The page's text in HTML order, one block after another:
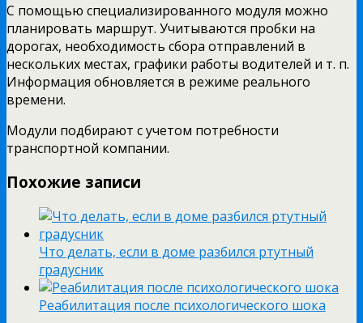
С помощью специализированного модуля можно
планировать маршрут. Учитываются пробки на
дорогах, необходимость сбора отправлений в
нескольких местах, графики работы водителей и т. п.
Информация обновляется в режиме реального
времени.
Модули подбирают с учетом потребности
транспортной компании.
Похожие записи
Что делать, если в доме разбился ртутный
градусник
Реабилитация после психологического шока